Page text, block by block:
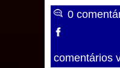
0
comentários